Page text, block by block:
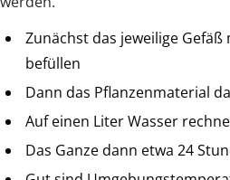
Zunächst das jeweilige
befüllen
Dann das Pflanzenmaterial
Auf einen Liter Wasser
Das Ganze dann etwa 24